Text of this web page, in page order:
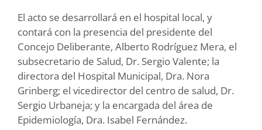
El acto se desarrollará en el hospital local, y
contará con la presencia del presidente del
Concejo Deliberante, Alberto Rodríguez Mera, el
subsecretario de Salud, Dr. Sergio Valente; la
directora del Hospital Municipal, Dra. Nora
Grinberg; el vicedirector del centro de salud, Dr.
Sergio Urbaneja; y la encargada del área de
Epidemiología, Dra. Isabel Fernández.